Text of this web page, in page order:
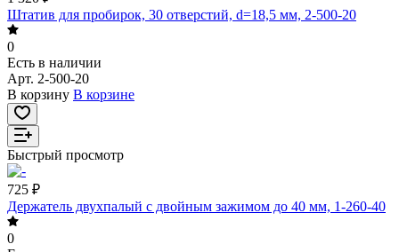
Штатив для пробирок, 30 отверстий, d=18,5 мм, 2-500-20
0
Есть в наличии
Арт. 2-500-20
В корзину В корзине
Быстрый просмотр
725 ₽
Держатель двухпалый с двойным зажимом до 40 мм, 1-260-40
0